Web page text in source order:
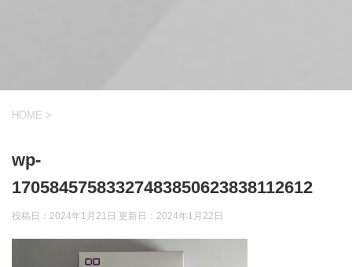
HOME >
wp-
17058457583327483850623838112612
投稿日：2024年1月21日 更新日： 2024年1月22日